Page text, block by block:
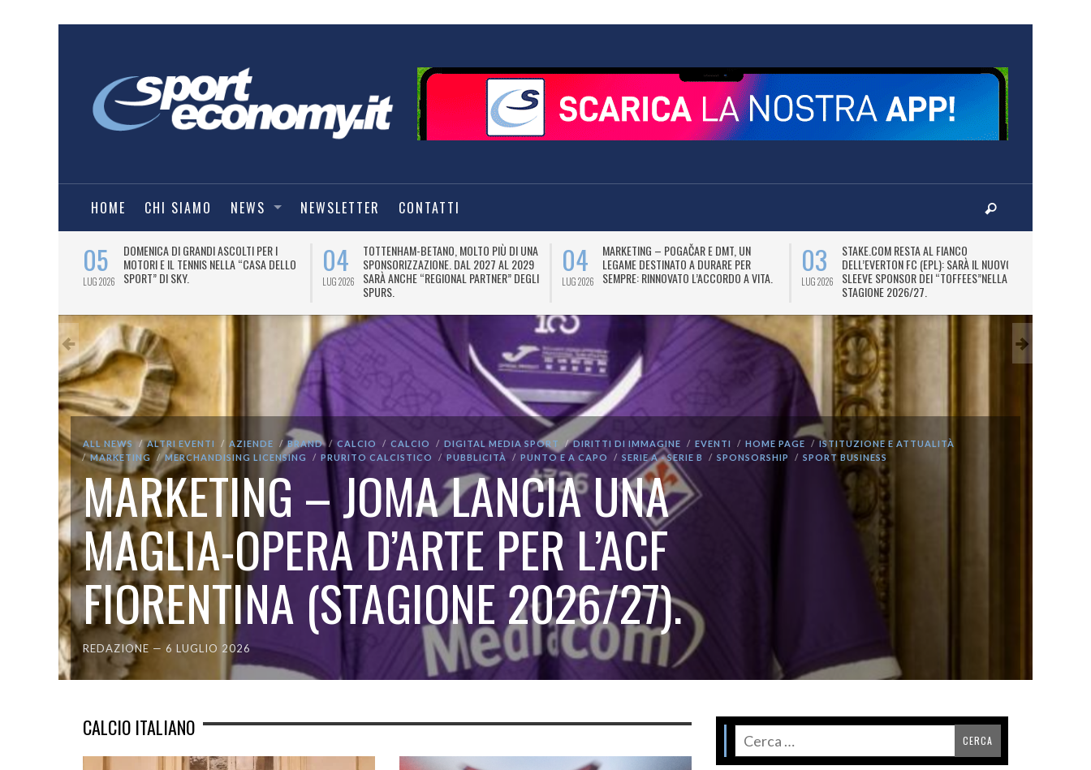
HOME CHI SIAMO NEWS NEWSLETTER CONTATTI
05
LUG 2026
DOMENICA DI GRANDI ASCOLTI PER I
MOTORI E IL TENNIS NELLA “CASA DELLO
SPORT” DI SKY.
04
LUG 2026
TOTTENHAM-BETANO, MOLTO PIÙ DI UNA
SPONSORIZZAZIONE. DAL 2027 AL 2029
SARÀ ANCHE “REGIONAL PARTNER” DEGLI
SPURS.
04
LUG 2026
MARKETING – POGAČAR E DMT, UN
LEGAME DESTINATO A DURARE PER
SEMPRE: RINNOVATO L’ACCORDO A VITA.
03
LUG 2026
STAKE.COM RESTA AL FIANCO
DELL’EVERTON FC (EPL): SARÀ IL NUOVO
SLEEVE SPONSOR DEI “TOFFEES”NELLA
STAGIONE 2026/27.
ALL NEWS ALTRI EVENTI AZIENDE BRAND CALCIO CALCIO DIGITAL MEDIA SPORT DIRITTI DI IMMAGINE EVENTI HOME PAGE
ISTITUZIONE E ATTUALITÀ
MARKETING
MERCHANDISING LICENSING PRURITO CALCISTICO PUBBLICITÀ PUNTO E A CAPO SERIE A - SERIE B SPONSORSHIP SPORT BUSINESS
MARKETING – JOMA LANCIA UNA
MAGLIA-OPERA D’ARTE PER L’ACF
FIORENTINA (STAGIONE 2026/27).
REDAZIONE — 6 LUGLIO 2026
CALCIO ITALIANO